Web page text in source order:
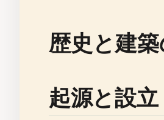
歴史と建
起源と設立